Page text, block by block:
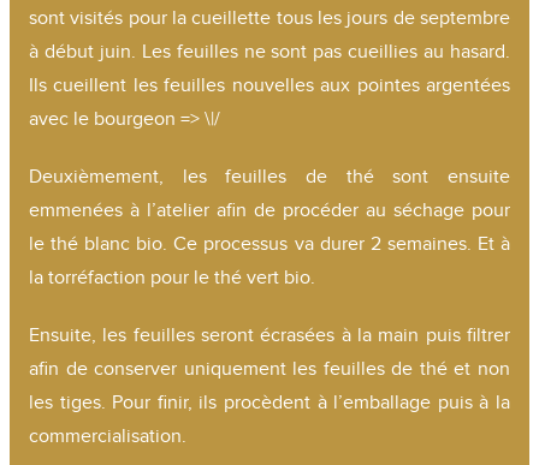
sont visités pour la cueillette tous les jours de septembre
à début juin. Les feuilles ne sont pas cueillies au hasard.
Ils cueillent les feuilles nouvelles aux pointes argentées
avec le bourgeon => \|/
Deuxièmement, les feuilles de thé sont ensuite
emmenées à l’atelier afin de procéder au séchage pour
le thé blanc bio. Ce processus va durer 2 semaines. Et à
la torréfaction pour le thé vert bio.
Ensuite, les feuilles seront écrasées à la main puis filtrer
afin de conserver uniquement les feuilles de thé et non
les tiges. Pour finir, ils procèdent à l’emballage puis à la
commercialisation.